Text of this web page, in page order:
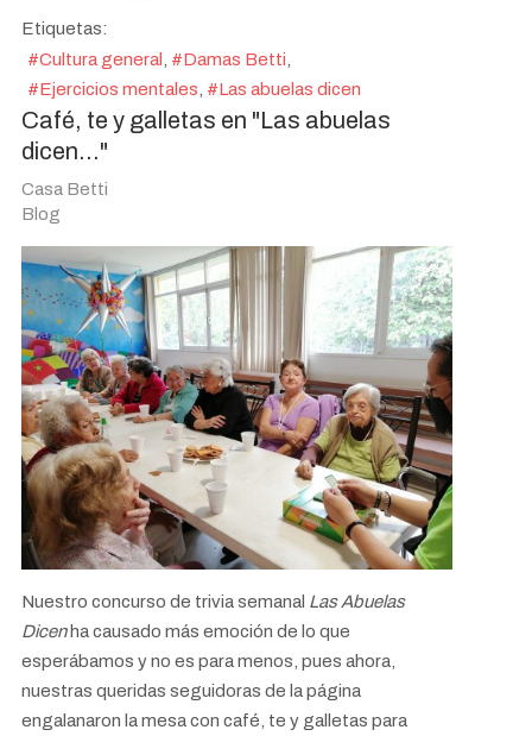
Etiquetas:
Cultura general
Damas Betti
Ejercicios mentales
Las abuelas dicen
Café, te y galletas en "Las abuelas
dicen..."
Casa Betti
Blog
Nuestro concurso de trivia semanal Las Abuelas
Dicenha causado más emoción de lo que
esperábamos y no es para menos, pues ahora,
nuestras queridas seguidoras de la página
engalanaron la mesa con café, te y galletas para